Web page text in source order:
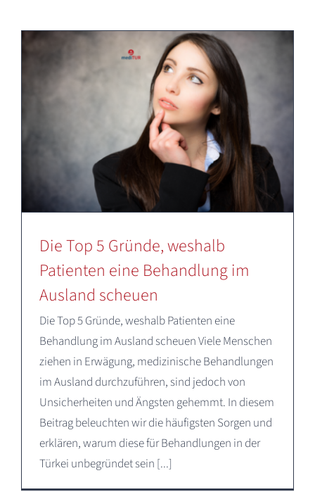
Die Top 5 Gründe, weshalb
Patienten eine Behandlung im
Ausland scheuen
Die Top 5 Gründe, weshalb Patienten eine
Behandlung im Ausland scheuen Viele Menschen
ziehen in Erwägung, medizinische Behandlungen
im Ausland durchzuführen, sind jedoch von
Unsicherheiten und Ängsten gehemmt. In diesem
Beitrag beleuchten wir die häufigsten Sorgen und
erklären, warum diese für Behandlungen in der
Türkei unbegründet sein [...]